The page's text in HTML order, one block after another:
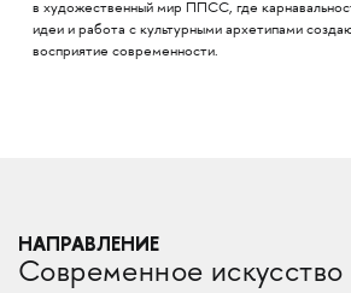
в художественный мир ППСС, где
идеи и работа с культурными архетипами
восприятие современности.
НАПРАВЛЕНИЕ
Современное искусство